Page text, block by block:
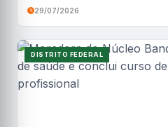
29/07/2026
DISTRITO FEDERAL